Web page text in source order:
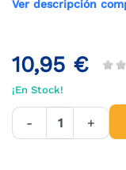
Ver descripción
10,95 €
¡En Stock!
- +